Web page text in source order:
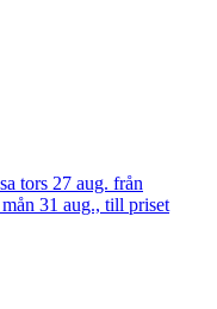
tors 27 aug. från
31 aug., till priset